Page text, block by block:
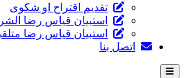
تقديم اقتراح او شكوى
استبيان قياس رضا
استبيان قياس رضا
اتصل بنا